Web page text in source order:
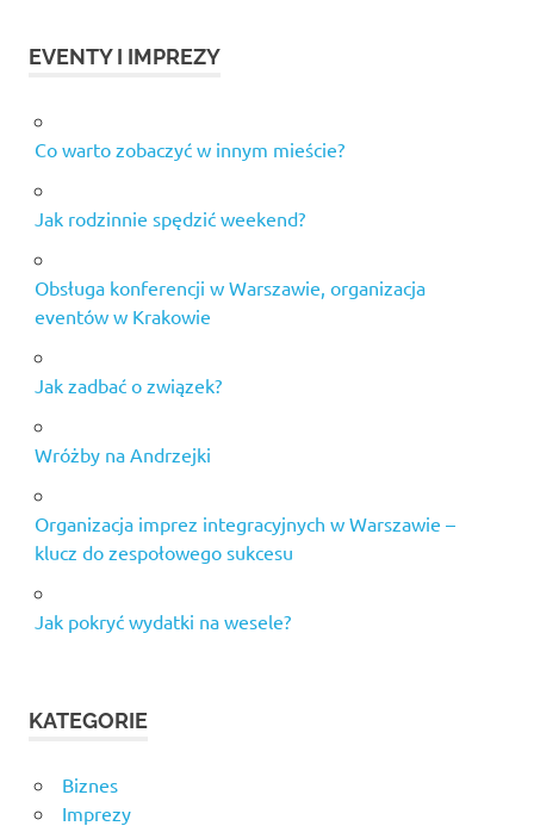
EVENTY I IMPREZY
Co warto zobaczyć w innym mieście?
Jak rodzinnie spędzić weekend?
Obsługa konferencji w Warszawie, organizacja
eventów w Krakowie
Jak zadbać o związek?
Wróżby na Andrzejki
Organizacja imprez integracyjnych w Warszawie –
klucz do zespołowego sukcesu
Jak pokryć wydatki na wesele?
KATEGORIE
Biznes
Imprezy